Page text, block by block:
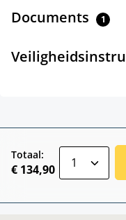
Documents 1
Totaal:
€ 134,90